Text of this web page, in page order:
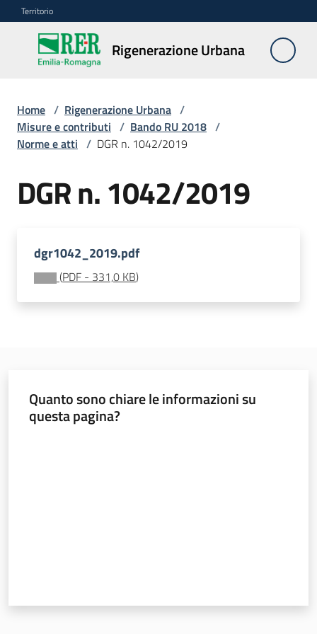
Vai al contenuto
Vai alla navigazione
Vai al footer
Territorio
Rigenerazione Urbana
Rigenerazione
Urbana
Misure
e
Strumenti
Norme
atti
Novità
Home / Rigenerazione Urbana /
Misure e contributi / Bando RU 2018 /
Norme e atti / DGR n. 1042/2019
DGR n. 1042/2019
dgr1042_2019.pdf
(PDF - 331,0 KB)
Quanto sono chiare le informazioni su
questa pagina?